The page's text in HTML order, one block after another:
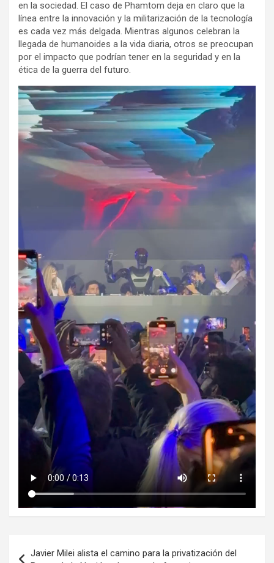
en la sociedad. El caso de Phamtom deja en claro que la
línea entre la innovación y la militarización de la tecnología
es cada vez más delgada. Mientras algunos celebran la
llegada de humanoides a la vida diaria, otros se preocupan
por el impacto que podrían tener en la seguridad y en la
ética de la guerra del futuro.
Javier Milei alista el camino para la privatización del